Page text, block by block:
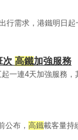
行需求，港鐵明日起
次 高鐵加強服務
一連4天加強服務
公布， 高鐵載客量持